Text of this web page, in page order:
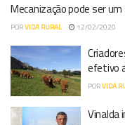
Mecanização pode ser
PORVIDA RURAL 12/02/2020
efetivo
PORVIDA
Vinalda